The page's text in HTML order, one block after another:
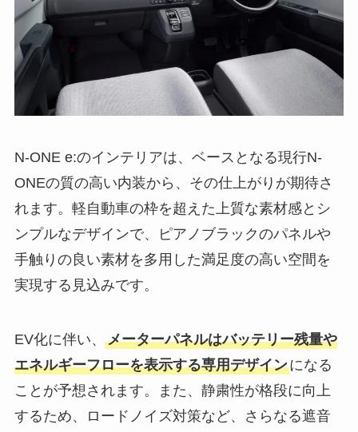
N-ONE e:のインテリアは、ベースとなる現行N-
ONEの質の高い内装から、その仕上がりが期待さ
れます。軽自動車の枠を超えた上質な素材感とシ
ンプルなデザインで、ピアノブラックのパネルや
手触りの良い素材を多用した満足度の高い空間を
実現する見込みです。
EV化に伴い、 メーターパネルはバッテリー残量や
エネルギーフローを表示する専用デザインになる
ことが予想されます。また、静粛性が格段に向上
するため、ロードノイズ対策など、さらなる遮音